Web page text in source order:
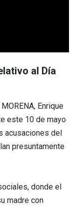
al Día
Enrique
este 10 de mayo
acusaciones del
presuntamente
donde el
madre con